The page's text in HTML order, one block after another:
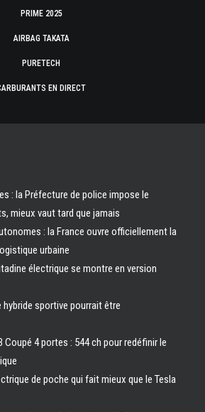
PRIME 2025
AIRBAG TAKATA
PURETECH
EN DIRECT
: la Préfecture de police impose le
mieux vaut tard que jamais
: la France ouvre officiellement la
urbaine
électrique se montre en version
hybride sportive pourrait être
Coupé 4 portes : 544 ch pour redéfinir le
de poche qui fait mieux que le Tesla